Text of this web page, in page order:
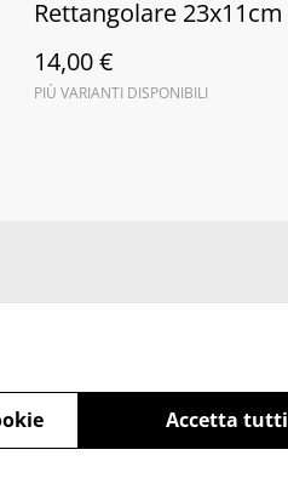
Rettangolare 23x11cm
14,00 €
PIÙ VARIANTI DISPONIBILI
Accetta tutti